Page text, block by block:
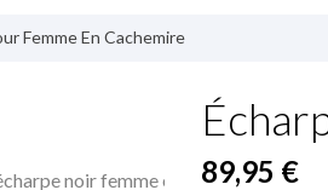
Femme En Cachemire
89,95 €